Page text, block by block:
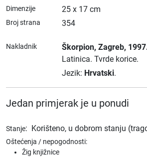
Dimenzije 25 x 17 cm
Broj strana 354
Nakladnik Škorpion, Zagreb,
Latinica. Tvrde korice.
Jezik: Hrvatski.
Jedan primjerak je u ponudi
Stanje: Korišteno, u dobrom stanju
Oštećenja / nepogodnosti:
Žig knjižnice